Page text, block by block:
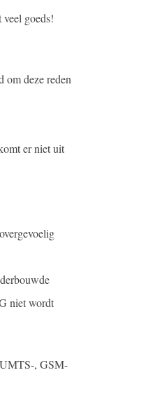
goeds!
om deze reden
er niet uit
niet wordt
, GSM-